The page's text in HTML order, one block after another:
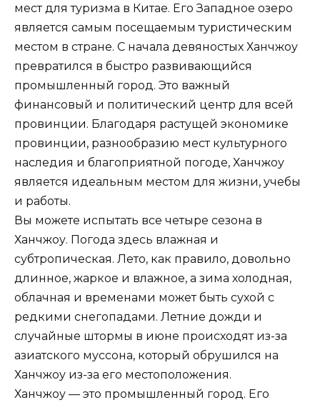
мест для туризма в Китае. Его Западное озеро
является самым посещаемым туристическим
местом в стране. С начала девяностых Ханчжоу
превратился в быстро развивающийся
промышленный город. Это важный
финансовый и политический центр для всей
провинции. Благодаря растущей экономике
провинции, разнообразию мест культурного
наследия и благоприятной погоде, Ханчжоу
является идеальным местом для жизни, учебы
и работы.
Вы можете испытать все четыре сезона в
Ханчжоу. Погода здесь влажная и
субтропическая. Лето, как правило, довольно
длинное, жаркое и влажное, а зима холодная,
облачная и временами может быть сухой с
редкими снегопадами. Летние дожди и
случайные штормы в июне происходят из-за
азиатского муссона, который обрушился на
Ханчжоу из-за его местоположения.
Ханчжоу — это промышленный город. Его